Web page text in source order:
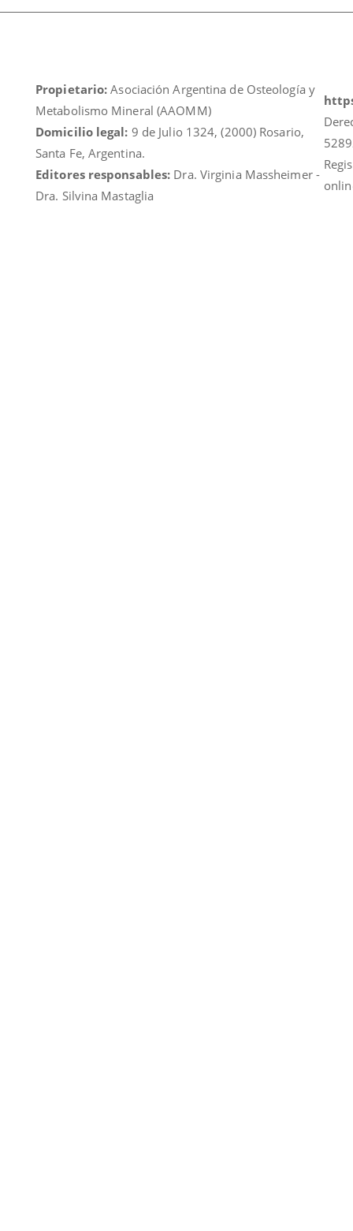
Propietario: Asociación Argentina de Osteología y
Metabolismo Mineral (AAOMM)
Domicilio legal: 9 de Julio 1324, (2000) Rosario,
Santa Fe, Argentina.
Editores responsables: Dra. Virginia Massheimer -
Dra. Silvina Mastaglia